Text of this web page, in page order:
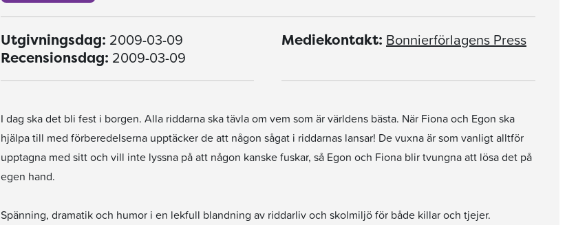
Utgivningsdag: 2009-03-09
Recensionsdag: 2009-03-09
Mediekontakt: Bonnierförlagens Press
I dag ska det bli fest i borgen. Alla riddarna ska tävla om vem som är världens bästa. När Fiona och Egon ska
hjälpa till med förberedelserna upptäcker de att någon sågat i riddarnas lansar! De vuxna är som vanligt alltför
upptagna med sitt och vill inte lyssna på att någon kanske fuskar, så Egon och Fiona blir tvungna att lösa det på
egen hand.
Spänning, dramatik och humor i en lekfull blandning av riddarliv och skolmiljö för både killar och tjejer.